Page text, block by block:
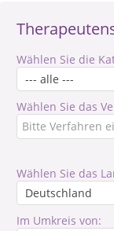
Wählen Sie die
Wählen Sie das
Wählen Sie das
Im Umkreis von: